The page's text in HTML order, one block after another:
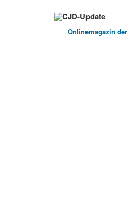
Onlinemagazin der